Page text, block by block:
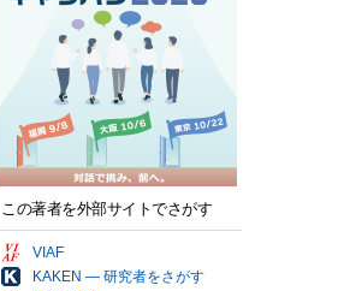
この著者を外部サイトでさがす
VIAF
KAKEN — 研究者をさがす